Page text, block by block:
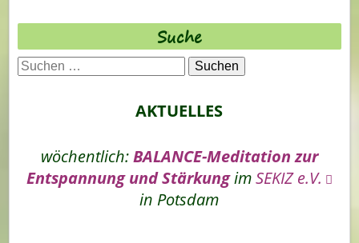
Suche
Suchen
nach:
AKTUELLES
wöchentlich:BALANCE-Meditation zur
Entspannung und StärkungimSEKIZ e.V.
in Potsdam